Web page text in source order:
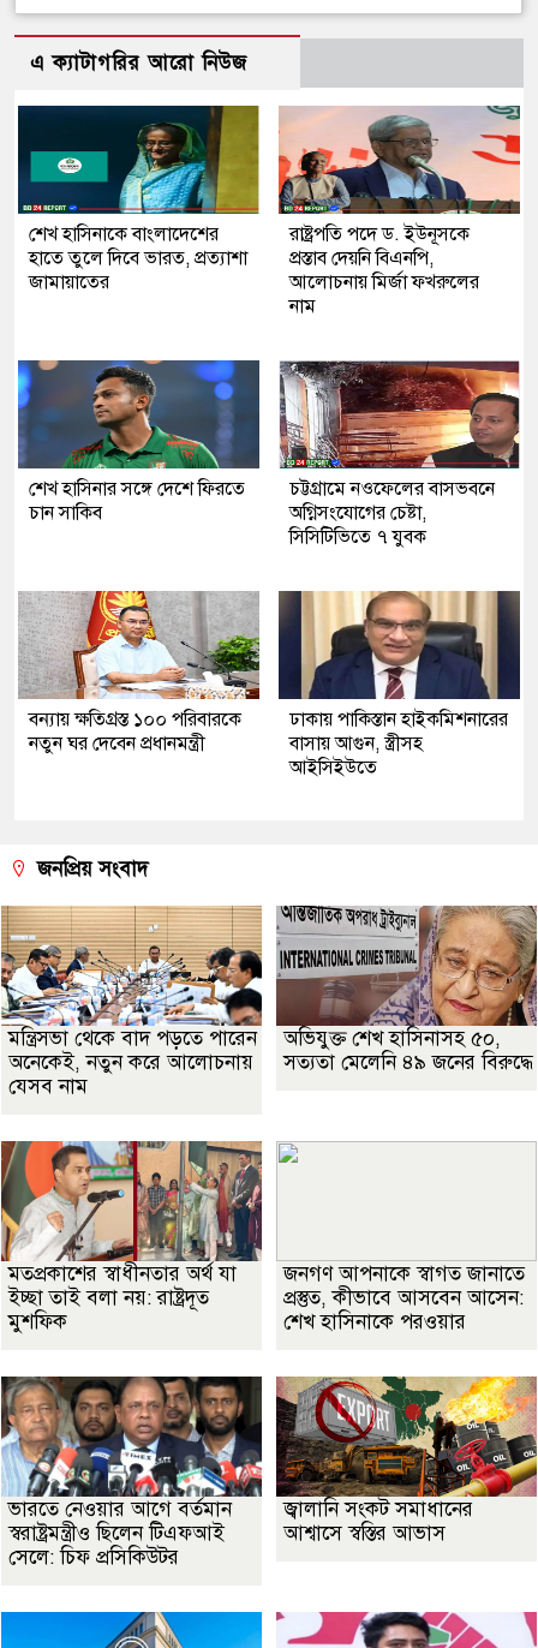
এ ক্যাটাগরির আরো নিউজ
শেখ হাসিনাকে বাংলাদেশের
হাতে তুলে দিবে ভারত, প্রত্যাশা
জামায়াতের
রাষ্ট্রপতি পদে ড. ইউনূসকে
প্রস্তাব দেয়নি বিএনপি,
আলোচনায় মির্জা ফখরুলের
নাম
শেখ হাসিনার সঙ্গে দেশে ফিরতে
চান সাকিব
চট্টগ্রামে নওফেলের বাসভবনে
অগ্নিসংযোগের চেষ্টা,
সিসিটিভিতে ৭ যুবক
বন্যায় ক্ষতিগ্রস্ত ১০০ পরিবারকে
নতুন ঘর দেবেন প্রধানমন্ত্রী
ঢাকায় পাকিস্তান হাইকমিশনারের
বাসায় আগুন, স্ত্রীসহ
আইসিইউতে
জনপ্রিয় সংবাদ
মন্ত্রিসভা থেকে বাদ পড়তে পারেন
অনেকেই, নতুন করে আলোচনায়
যেসব নাম
অভিযুক্ত শেখ হাসিনাসহ ৫০,
সত্যতা মেলেনি ৪৯ জনের বিরুদ্ধে
মতপ্রকাশের স্বাধীনতার অর্থ যা
ইচ্ছা তাই বলা নয়: রাষ্ট্রদূত
মুশফিক
জনগণ আপনাকে স্বাগত জানাতে
প্রস্তুত, কীভাবে আসবেন আসেন:
শেখ হাসিনাকে পরওয়ার
ভারতে নেওয়ার আগে বর্তমান
স্বরাষ্ট্রমন্ত্রীও ছিলেন টিএফআই
সেলে: চিফ প্রসিকিউটর
জ্বালানি সংকট সমাধানের
আশ্বাসে স্বস্তির আভাস